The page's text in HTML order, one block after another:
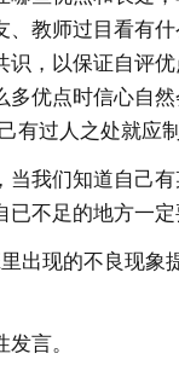
、教师过目看有
识，以保证自评
优点时信心自然
有过人之处就应
当我们知道自己
不足的地方一定
出现的不良现象
言。